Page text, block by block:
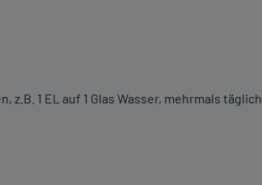
1 EL auf 1 Glas Wasser, mehrmals täglich